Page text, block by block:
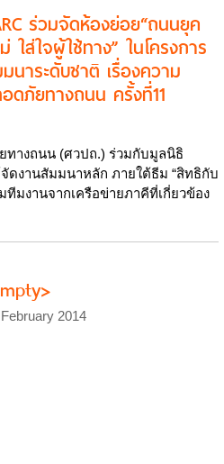
ร่วมจัดห้องย่อย“ถนนยุค
ใส่ใจผู้ใช้ทาง” ในโครงการ
นาระดับชาติ เรื่องความ
ดภัยทางถนน ครั้งที่11
ทางถนน (ศวปถ.) ร่วมกับมูลนิธิ
ดงานสัมมนาหลัก ภายใต้ธีม “สิทธิกับ
มงานจากเครือข่ายภาคีที่เกี่ยวข้อง
2014